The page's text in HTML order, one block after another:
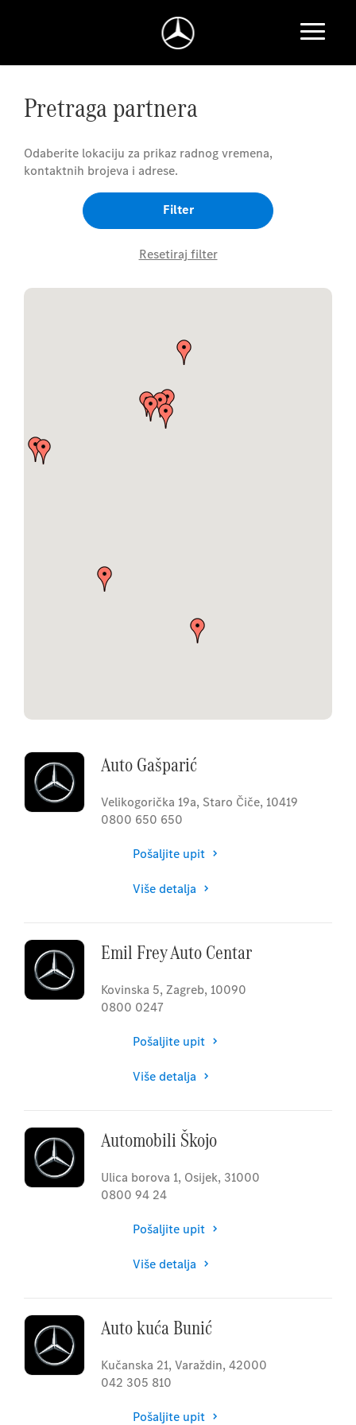
Auto Gašparić
Velikogorička 19a, Staro Čiče, 10419
0800 650 650
Pošaljite upit
Više detalja
Emil Frey Auto Centar
Kovinska 5, Zagreb, 10090
0800 0247
Pošaljite upit
Više detalja
Automobili Škojo
Ulica borova 1, Osijek, 31000
0800 94 24
Pošaljite upit
Više detalja
Auto kuća Bunić
Kučanska 21, Varaždin, 42000
042 305 810
Pošaljite upit
Pretraga partnera
Odaberite lokaciju za prikaz radnog vremena,
kontaktnih brojeva i adrese.
Filter
Resetiraj filter